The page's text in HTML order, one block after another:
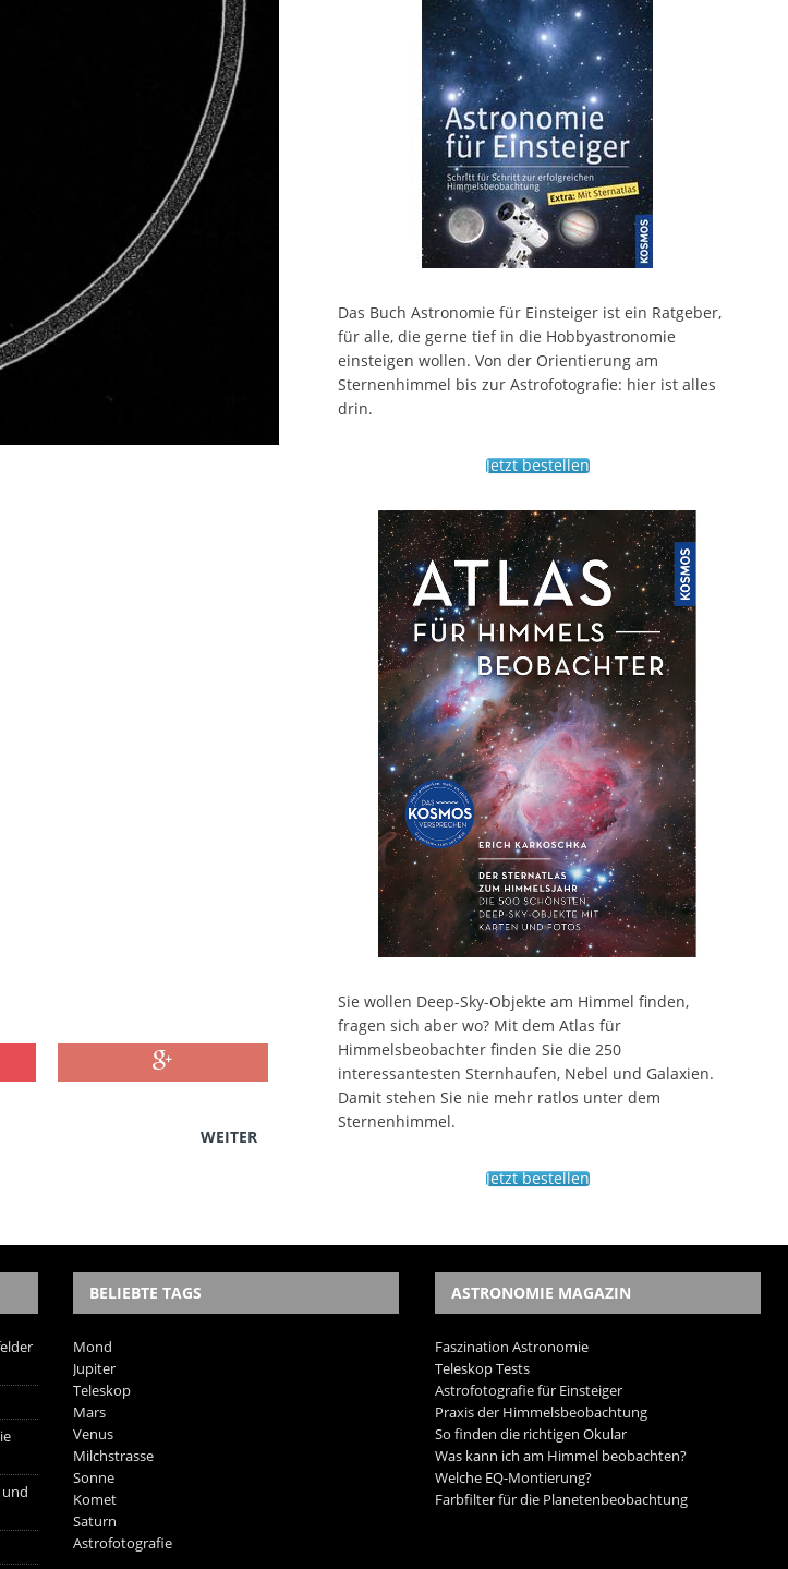
WEITER
Das Buch Astronomie für Einsteiger ist ein Ratgeber,
für alle, die gerne tief in die Hobbyastronomie
einsteigen wollen. Von der Orientierung am
Sternenhimmel bis zur Astrofotografie: hier ist alles
drin.
Jetzt bestellen
Sie wollen Deep-Sky-Objekte am Himmel finden,
fragen sich aber wo? Mit dem Atlas für
Himmelsbeobachter finden Sie die 250
interessantesten Sternhaufen, Nebel und Galaxien.
Damit stehen Sie nie mehr ratlos unter dem
Sternenhimmel.
Jetzt bestellen
und
BELIEBTE TAGS
Mond
Jupiter
Teleskop
Mars
Venus
Milchstrasse
Sonne
Komet
Saturn
Astrofotografie
ASTRONOMIE MAGAZIN
Faszination Astronomie
Teleskop Tests
Astrofotografie für Einsteiger
Praxis der Himmelsbeobachtung
So finden die richtigen Okular
Was kann ich am Himmel beobachten?
Welche EQ-Montierung?
Farbfilter für die Planetenbeobachtung